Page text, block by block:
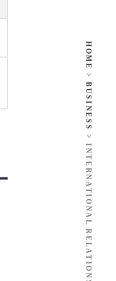
HOME
>
BUSINESS
>
INTERNATIONAL RELATIONS